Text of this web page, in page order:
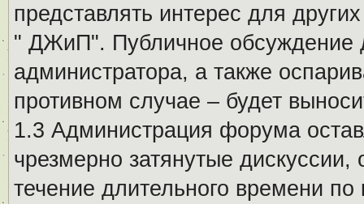
представлять интерес для
" ДЖиП". Публичное обсуждение
администратора, а также
противном случае – будет
1.3 Администрация форума
чрезмерно затянутые
течение длительного времени